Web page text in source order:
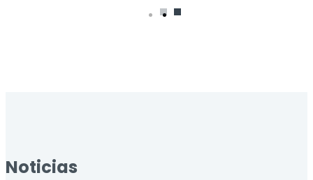
Noticias